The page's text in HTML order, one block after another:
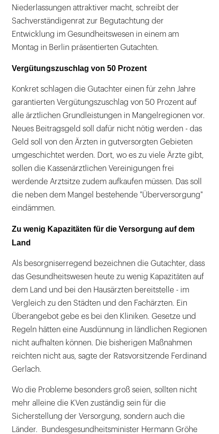
Niederlassungen attraktiver macht, schreibt der
Sachverständigenrat zur Begutachtung der
Entwicklung im Gesundheitswesen in einem am
Montag in Berlin präsentierten Gutachten.
Vergütungszuschlag von 50 Prozent
Konkret schlagen die Gutachter einen für zehn Jahre
garantierten Vergütungszuschlag von 50 Prozent auf
alle ärztlichen Grundleistungen in Mangelregionen vor.
Neues Beitragsgeld soll dafür nicht nötig werden - das
Geld soll von den Ärzten in gutversorgten Gebieten
umgeschichtet werden. Dort, wo es zu viele Ärzte gibt,
sollen die Kassenärztlichen Vereinigungen frei
werdende Arztsitze zudem aufkaufen müssen. Das soll
die neben dem Mangel bestehende "Überversorgung"
eindämmen.
Zu wenig Kapazitäten für die Versorgung auf dem
Land
Als besorgniserregend bezeichnen die Gutachter, dass
das Gesundheitswesen heute zu wenig Kapazitäten auf
dem Land und bei den Hausärzten bereitstelle - im
Vergleich zu den Städten und den Fachärzten. Ein
Überangebot gebe es bei den Kliniken. Gesetze und
Regeln hätten eine Ausdünnung in ländlichen Regionen
nicht aufhalten können. Die bisherigen Maßnahmen
reichten nicht aus, sagte der Ratsvorsitzende Ferdinand
Gerlach.
Wo die Probleme besonders groß seien, sollten nicht
mehr alleine die KVen zuständig sein für die
Sicherstellung der Versorgung, sondern auch die
Länder. Bundesgesundheitsminister Hermann Gröhe